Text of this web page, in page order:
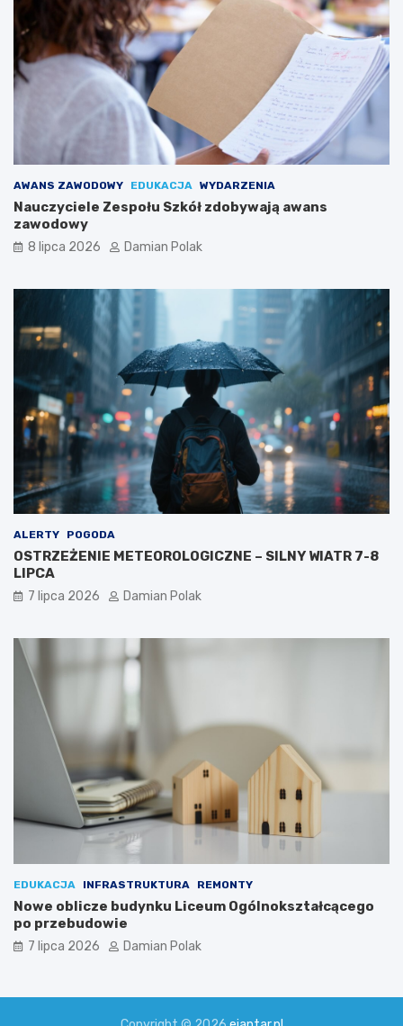
AWANS ZAWODOWY EDUKACJA WYDARZENIA
Nauczyciele Zespołu Szkół zdobywają awans
zawodowy
8 lipca 2026 Damian Polak
ALERTY POGODA
OSTRZEŻENIE METEOROLOGICZNE – SILNY WIATR 7-8
LIPCA
7 lipca 2026 Damian Polak
EDUKACJA INFRASTRUKTURA REMONTY
Nowe oblicze budynku Liceum Ogólnokształcącego
po przebudowie
7 lipca 2026 Damian Polak